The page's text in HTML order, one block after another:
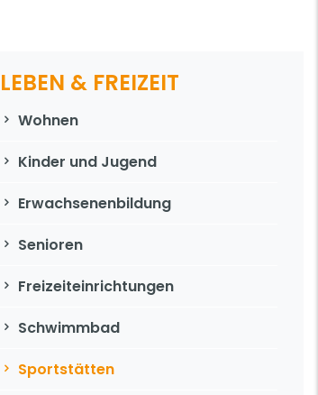
LEBEN & FREIZEIT
Navigation überspringen
Wohnen
Kinder und Jugend
Erwachsenenbildung
Senioren
Freizeiteinrichtungen
Schwimmbad
Sportstätten